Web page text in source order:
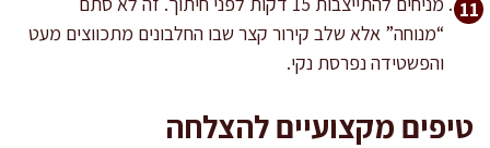
“מנוחה” אלא שלב קירור קצר שבו החלבונים מתכווצים מעט
והפשטידה נפרסת נקי.
טיפים מקצועיים להצלחה